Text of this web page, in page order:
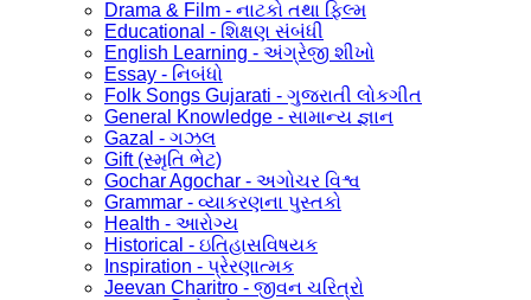
Drama & Film - નાટકો તથા ફિલ્મ
Educational - શિક્ષણ સંબંધી
English Learning - અંગ્રેજી શીખો
Essay - નિબંધો
Folk Songs Gujarati - ગુજરાતી લોકગીત
General Knowledge - સામાન્ય જ્ઞાન
Gazal - ગઝલ
Gift (સ્મૃતિ ભેટ)
Gochar Agochar - અગોચર વિશ્વ
Grammar - વ્યાકરણના પુસ્તકો
Health - આરોગ્ય
Historical - ઇતિહાસવિષયક
Inspiration - પ્રેરણાત્મક
Jeevan Charitro - જીવન ચરિત્રો